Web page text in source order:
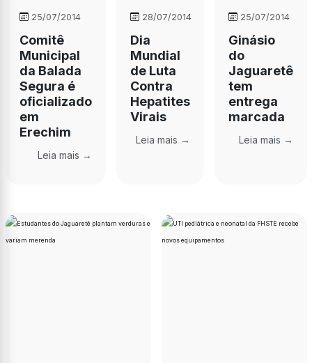
25/07/2014
Comitê
Municipal
da Balada
Segura é
oficializado
em
Erechim
Leia mais →
28/07/2014
Dia
Mundial
de Luta
Contra
Hepatites
Virais
Leia mais →
25/07/2014
Ginásio
do
Jaguaretê
tem
entrega
marcada
Leia mais →